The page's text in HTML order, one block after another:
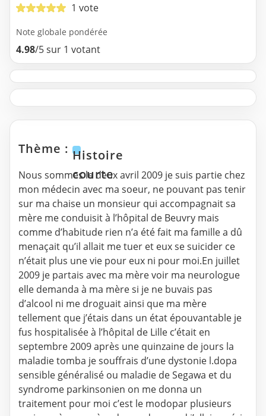
1 vote
Note globale pondérée
4.98/5 sur 1 votant
Thème : Histoire
courte
Nous sommes le deux avril 2009 je suis partie chez
mon médecin avec ma soeur, ne pouvant pas tenir
sur ma chaise un monsieur qui accompagnait sa
mère me conduisit à l’hôpital de Beuvry mais
comme d’habitude rien n’a été fait ma famille a dû
menaçait qu’il allait me tuer et eux se suicider ce
n’était plus une vie pour eux ni pour moi.En juillet
2009 je partais avec ma mère voir ma neurologue
elle demanda à ma mère si je ne buvais pas
d’alcool ni me droguait ainsi que ma mère
tellement que j’étais dans un état épouvantable je
fus hospitalisée à l’hôpital de Lille c’était en
septembre 2009 après une quinzaine de jours la
maladie tomba je souffrais d’une dystonie l.dopa
sensible généralisé ou maladie de Segawa et du
syndrome parkinsonien on me donna un
traitement pour moi c’est le modopar plusieurs